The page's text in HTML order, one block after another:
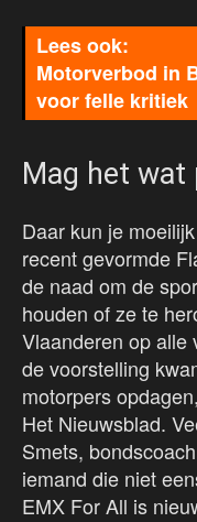
Motorverbod in
voor felle kritiek
Mag het wat
Daar kun je
recent gevormde
de naad om de
houden of ze te
Vlaanderen op alle
de voorstelling
motorpers
Het Nieuwsblad.
Smets,
iemand die niet
EMX For All is